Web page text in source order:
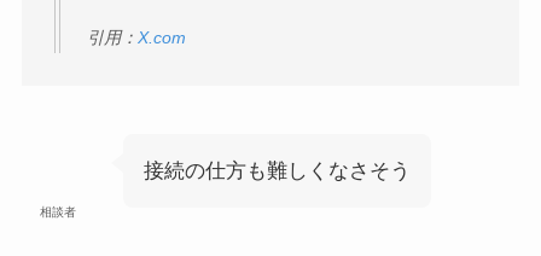
引用： X.com
相談者
接続の仕方も難しくなさそう